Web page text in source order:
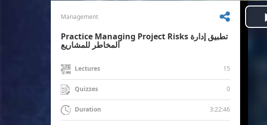
Management
Practice Managing Project Risks تطبيق إدارة
المخاطر للمشاريع
Lectures 15
Quizzes 0
Duration 3:22:46